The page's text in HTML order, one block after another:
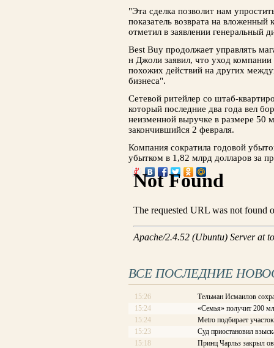
"Эта сделка позволит нам
показатель возврата на
отметил в заявлении генеральный
Best Buy продолжает управлять
н Джоли заявил, что уход
похожих действий на других
бизнеса".
Сетевой ритейлер со штаб-
который последние два года вел
неизменной выручке в размере 50
закончившийся 2 февраля.
Компания сократила годовой
убытком в 1,82 млрд долларов за
ВСЕ ПОСЛЕДНИЕ
15:26
Тельман Исмаилов
15:24
«Семья» получит 200
15:24
Metro подбирает
15:23
Суд приостановил
15:18
Принц Чарльз закрыл